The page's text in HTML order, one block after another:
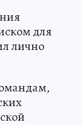
для
лично